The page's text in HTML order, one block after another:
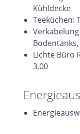
Kühldecke
Teeküchen:
Lichte Büro
3,00